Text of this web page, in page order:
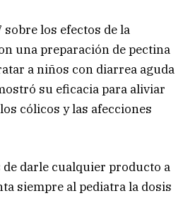
los efectos de la
una preparación de pectina
a niños con diarrea aguda
su eficacia para aliviar
cólicos y las afecciones
de darle cualquier producto a
siempre al pediatra la dosis